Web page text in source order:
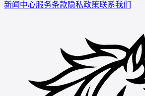
新闻中心服务条款隐私政策联系我们